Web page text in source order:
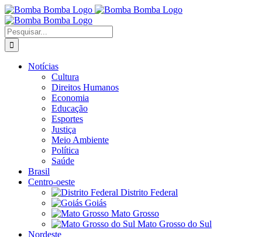
Ir
para
o
conteúdo
Buscar
resultados
para:
Notícias
Cultura
Direitos Humanos
Economia
Educação
Esportes
Justiça
Meio Ambiente
Política
Saúde
Brasil
Centro-oeste
Distrito Federal
Goiás
Mato Grosso
Mato Grosso do Sul
Nordeste